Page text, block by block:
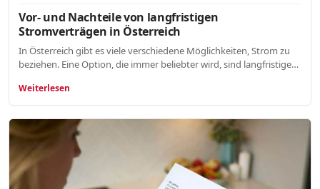
Vor- und Nachteile von langfristigen
Stromverträgen in Österreich
In Österreich gibt es viele verschiedene Möglichkeiten, Strom zu
beziehen. Eine Option, die immer beliebter wird, sind langfristige…
Weiterlesen